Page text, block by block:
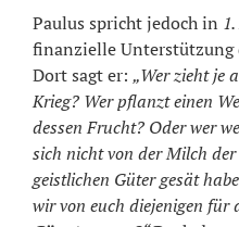
Paulus spricht jedoch in
finanzielle
Dort sagt er: „Wer zieht je
Krieg? Wer pflanzt einen
dessen Frucht? Oder wer
sich nicht von der Milch
geistlichen Güter gesät
wir von euch diejenigen für